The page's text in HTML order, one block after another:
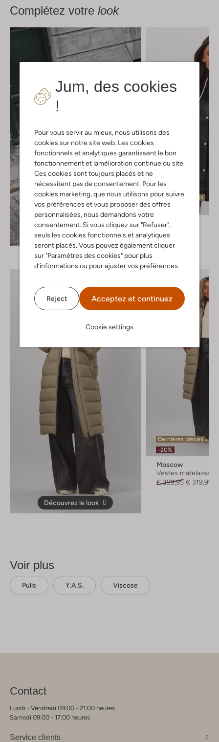
Jum, des cookies
!
Pour vous servir au mieux, nous utilisons des
cookies sur notre site web. Les cookies
fonctionnels et analytiques garantissent le bon
fonctionnement et lamélioration continue du site.
Ces cookies sont toujours placés et ne
nécessitent pas de consentement. Pour les
cookies marketing, que nous utilisons pour suivre
vos préférences et vous proposer des offres
personnalisées, nous demandons votre
consentement. Si vous cliquez sur "Refuser",
seuls les cookies fonctionnels et analytiques
seront placés. Vous pouvez également cliquer
sur "Paramètres des cookies" pour plus
d’informations ou pour ajuster vos préférences.
Reject Acceptez et continuez
Cookie settings
Complétez votre look
Découvrez le look
Dernières pièces
Ilse Jacobsen
€ 109,95
Découvrez le look
Dernières pièces
-20%
Moscow
Vestes matelassées
€ 399,95 € 319,99
Voir plus
Pulls Y.a.s. Viscose
Contact
Lundi - Vendredi 09:00 - 21:00 heures
Samedi 09:00 - 17:00 heures
Service clients